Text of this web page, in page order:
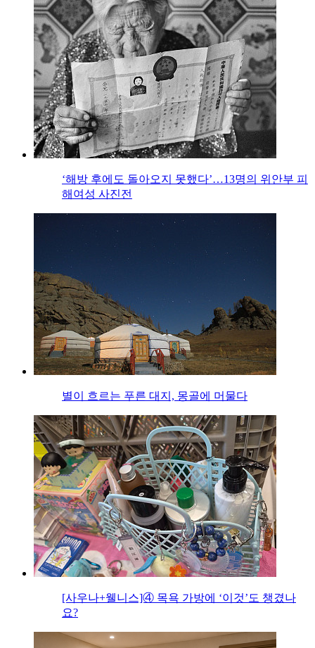
‘해방 후에도 돌아오지 못했다’…13명의 위안부 피
해여성 사진전
별이 흐르는 푸른 대지, 몽골에 머물다
[사우나+웰니스]④ 목욕 가방에 ‘이것’도 챙겼나
요?